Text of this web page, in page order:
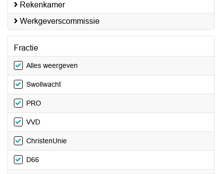
Rekenkamer
Werkgeverscommissie
Fractie
Alles weergeven
Swollwacht
PRO
VVD
ChristenUnie
D66